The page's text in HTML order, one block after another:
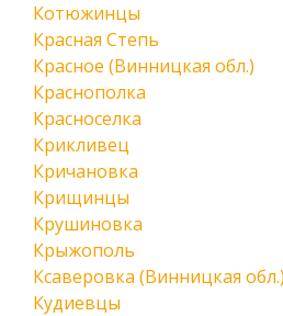
Котюжинцы
Красная Степь
Красное (Винницкая обл.)
Краснополка
Красноселка
Крикливец
Кричановка
Крищинцы
Крушиновка
Крыжополь
Ксаверовка (Винницкая обл.)
Кудиевцы